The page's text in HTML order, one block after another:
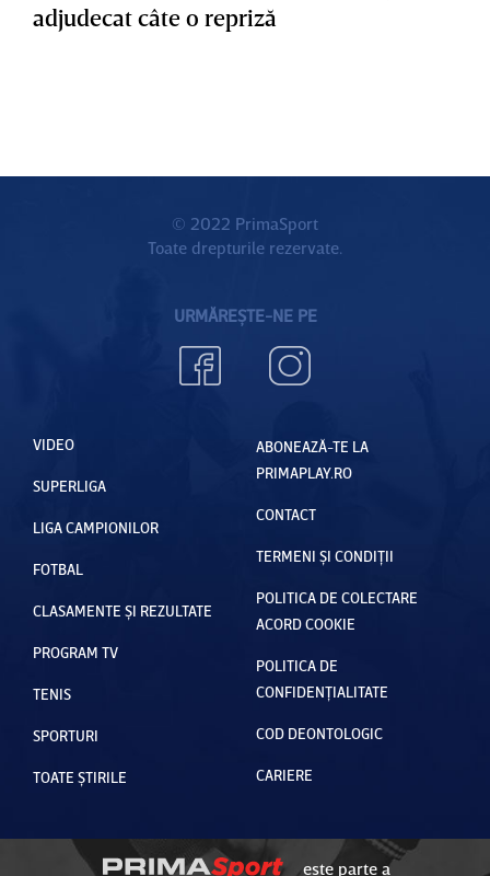
adjudecat câte o repriză
© 2022 PrimaSport
Toate drepturile rezervate.
URMĂREȘTE-NE PE
VIDEO
SUPERLIGA
LIGA CAMPIONILOR
FOTBAL
CLASAMENTE ȘI REZULTATE
PROGRAM TV
TENIS
SPORTURI
TOATE ȘTIRILE
ABONEAZĂ-TE LA
PRIMAPLAY.RO
CONTACT
TERMENI ȘI CONDIȚII
POLITICA DE COLECTARE
ACORD COOKIE
POLITICA DE
CONFIDENȚIALITATE
COD DEONTOLOGIC
CARIERE
este parte a